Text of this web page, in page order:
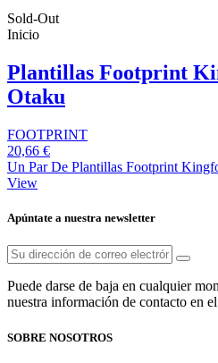
Sold-Out
Inicio
Plantillas Footprint
Otaku
FOOTPRINT
20,66 €
Un Par De Plantillas Footprint
View
Apúntate a nuestra newsletter
Puede darse de baja en cualquier
nuestra información de contacto en
SOBRE NOSOTROS